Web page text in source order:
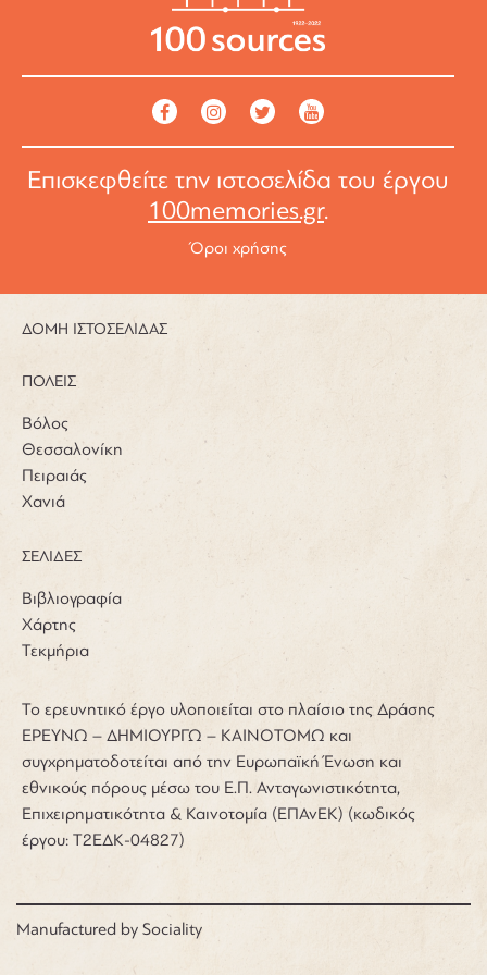
Επισκεφθείτε την ιστοσελίδα του έργου
100memories.gr.
Όροι χρήσης
ΔΟΜΗ ΙΣΤΟΣΕΛΙΔΑΣ
ΠΟΛΕΙΣ
Βόλος
Θεσσαλονίκη
Πειραιάς
Χανιά
ΣΕΛΙΔΕΣ
Βιβλιογραφία
Χάρτης
Τεκμήρια
Το ερευνητικό έργο υλοποιείται στο πλαίσιο της Δράσης
ΕΡΕΥΝΩ – ΔΗΜΙΟΥΡΓΩ – ΚΑΙΝΟΤΟΜΩ και
συγχρηματοδοτείται από την Ευρωπαϊκή Ένωση και
εθνικούς πόρους μέσω του Ε.Π. Ανταγωνιστικότητα,
Επιχειρηματικότητα & Καινοτομία (ΕΠΑνΕΚ) (κωδικός
έργου: Τ2ΕΔΚ-04827)
Manufactured by Sociality